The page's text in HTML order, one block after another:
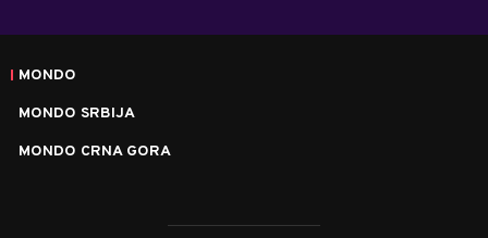
MONDO
MONDO SRBIJA
MONDO CRNA GORA